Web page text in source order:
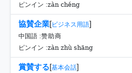
ピンイン :zàn chéng
協賛企業[ビジネス用語]
中国語 :赞助商
ピンイン :zàn zhù shāng
賞賛する[基本会話]